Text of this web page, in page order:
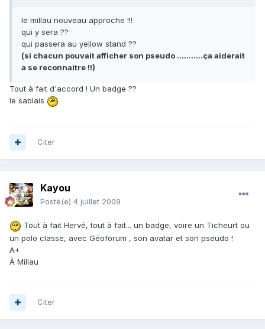
le millau nouveau approche !!!
qui y sera ??
qui passera au yellow stand ??
(si chacun pouvait afficher son pseudo ...........ça aiderait
a se reconnaitre !!)
Tout à fait d'accord ! Un badge ??
le sablais
Citer
Kayou
Posté(e) 4 juillet 2009
Tout à fait Hervé, tout à fait... un badge, voire un Ticheurt ou
un polo classe, avec Géoforum , son avatar et son pseudo !
A+
À Millau
Citer